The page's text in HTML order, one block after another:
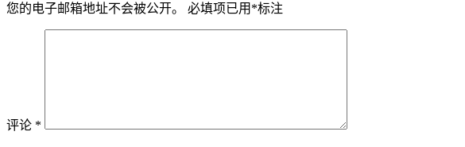
您的电子邮箱地址不会被公开。 必填项已用 *标注
评论 *